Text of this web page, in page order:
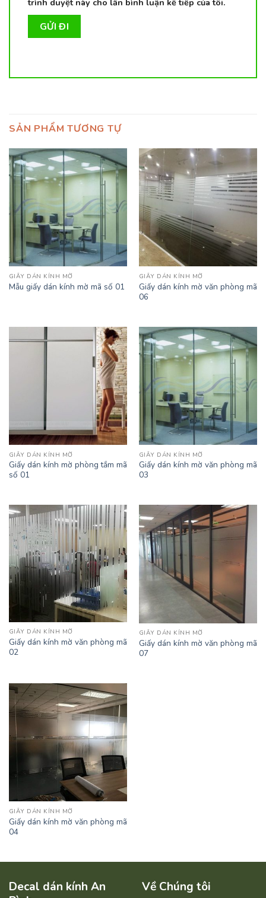
SẢN PHẨM TƯƠNG TỰ
GIẤY DÁN KÍNH MỜ
Mẫu giấy dán kính mờ mã số 01
GIẤY DÁN KÍNH MỜ
Giấy dán kính mờ văn phòng mã
06
GIẤY DÁN KÍNH MỜ
Giấy dán kính mờ phòng tắm mã
số 01
GIẤY DÁN KÍNH MỜ
Giấy dán kính mờ văn phòng mã
03
GIẤY DÁN KÍNH MỜ
Giấy dán kính mờ văn phòng mã
02
GIẤY DÁN KÍNH MỜ
Giấy dán kính mờ văn phòng mã
07
GIẤY DÁN KÍNH MỜ
Giấy dán kính mờ văn phòng mã
04
Decal dán kính An
Về Chúng tôi